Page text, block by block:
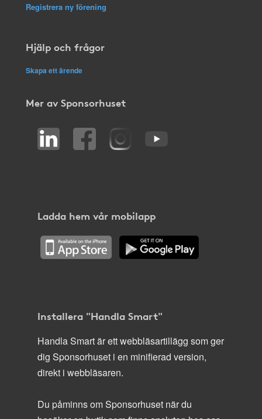
Registrera ny förening
Hjälp och frågor
Skapa ett ärende
Mer av Sponsorhuset
Ladda hem vår mobilapp
Installera "Handla Smart"
Handla Smart är ett webbläsartillägg som ger
dig Sponsorhuset i en minifierad version,
direkt i webbläsaren.
Du påminns om Sponsorhuset när du